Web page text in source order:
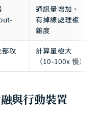
通訊量增加、
有掉線處理複
雜度
攻
計算量極大
（10-100x 慢）
與行動裝置